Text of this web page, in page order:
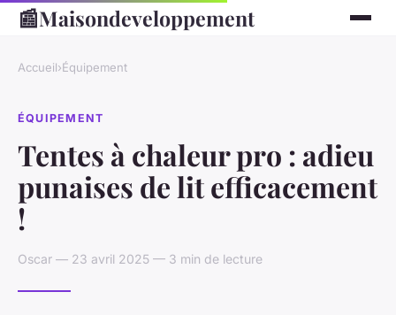
📰Maisondeveloppement
Accueil›Équipement
ÉQUIPEMENT
Tentes à chaleur pro : adieu
punaises de lit efficacement
!
Oscar — 23 avril 2025 — 3 min de lecture